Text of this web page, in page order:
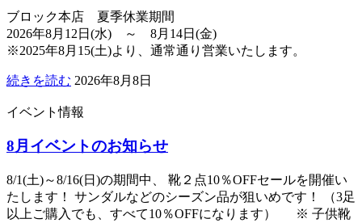
ブロック本店 夏季休業期間
2026年8月12日(水) ～ 8月14日(金)
※2025年8月15(土)より、通常通り営業いたします。
続きを読む 2026年8月8日
イベント情報
8月イベントのお知らせ
8/1(土)～8/16(日)の期間中、 靴２点10％OFFセールを開催い
たします！ サンダルなどのシーズン品が狙いめです！ （3足
以上ご購入でも、すべて10％OFFになります） ※ 子供靴